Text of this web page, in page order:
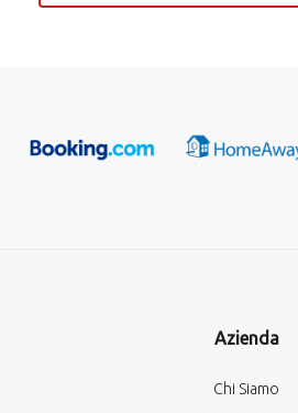
Azienda
Chi Siamo